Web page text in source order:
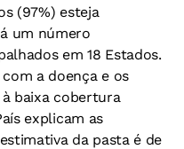
(97%) esteja
um número
em 18 Estados.
a doença e os
baixa cobertura
explicam as
da pasta é de